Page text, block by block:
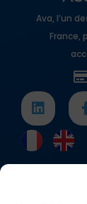
Ava, l’un
France,